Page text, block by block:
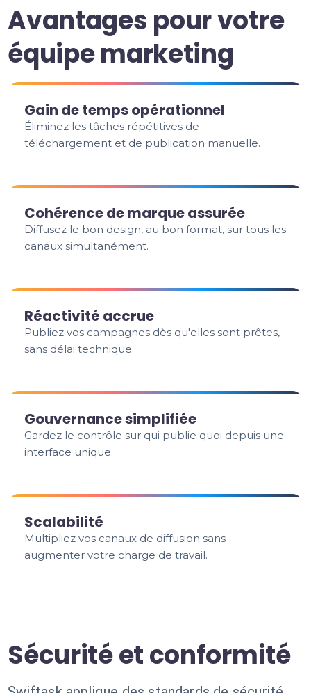
Avantages pour votre
équipe marketing
Gain de temps opérationnel
Éliminez les tâches répétitives de
téléchargement et de publication manuelle.
Cohérence de marque assurée
Diffusez le bon design, au bon format, sur tous les
canaux simultanément.
Réactivité accrue
Publiez vos campagnes dès qu'elles sont prêtes,
sans délai technique.
Gouvernance simplifiée
Gardez le contrôle sur qui publie quoi depuis une
interface unique.
Scalabilité
Multipliez vos canaux de diffusion sans
augmenter votre charge de travail.
Sécurité et conformité